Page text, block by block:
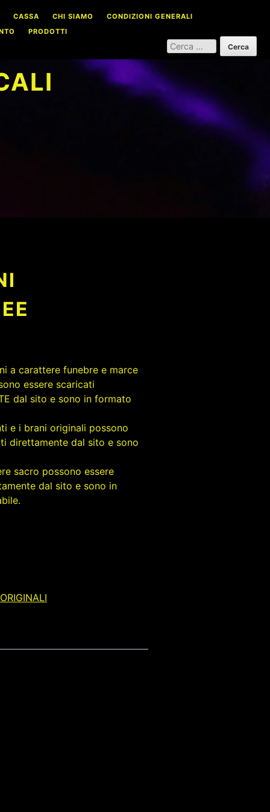
CASSA CHI SIAMO
CONDIZIONI GENERALI
PRODOTTI
RICERCA
PER:
a carattere funebre e marce
essere scaricati
dal sito e sono in formato
e i brani originali possono
direttamente dal sito e sono
sacro possono essere
dal sito e sono in